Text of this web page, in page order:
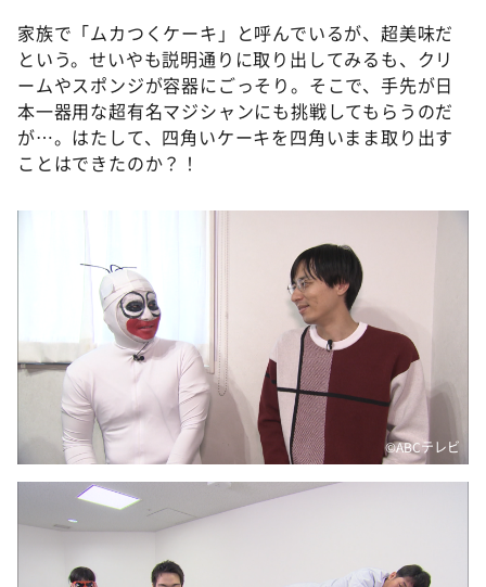
家族で「ムカつくケーキ」と呼んでいるが、超美味だ
という。せいやも説明通りに取り出してみるも、クリ
ームやスポンジが容器にごっそり。そこで、手先が日
本一器用な超有名マジシャンにも挑戦してもらうのだ
が…。はたして、四角いケーキを四角いまま取り出す
ことはできたのか？！
©ABCテレビ